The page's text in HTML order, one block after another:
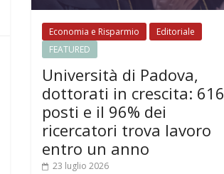
Economia e Risparmio
Editoriale
FEATURED
Università di Padova,
dottorati in crescita: 616
posti e il 96% dei
ricercatori trova lavoro
entro un anno
23 luglio 2026